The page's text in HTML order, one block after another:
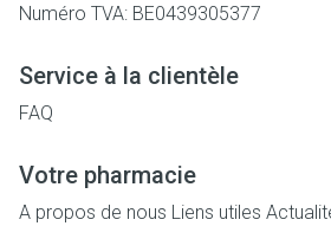
Numéro TVA: BE0439305377
Service à la clientèle
FAQ
Votre pharmacie
A propos de nous Liens utiles